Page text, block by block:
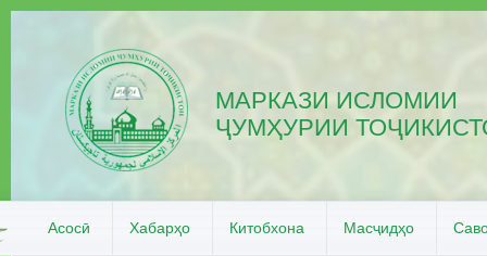
МАРКАЗИ ИСЛОМИИ
ҶУМҲУРИИ
Асосӣ Хабарҳо Китобхона Масҷидҳо